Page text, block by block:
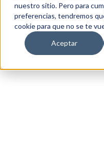
nuestro sitio. Pero para
preferencias, tendremos
cookie para que no se te
Aceptar